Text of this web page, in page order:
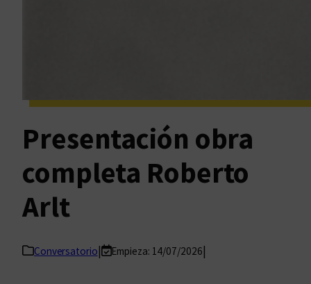
Presentación obra
completa Roberto
Arlt
Conversatorio| Empieza: 14/07/2026|